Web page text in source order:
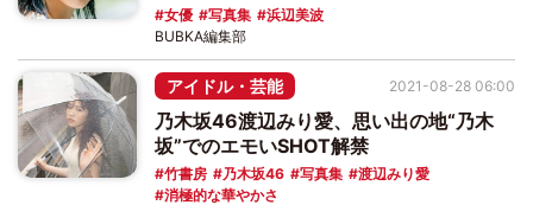
女優 写真集 浜辺美波
BUBKA編集部
アイドル・芸能
乃木坂46渡辺みり愛、思い出の地“乃木
坂”でのエモいSHOT解禁
竹書房 乃木坂46 写真集
渡辺みり愛
消極的な華やかさ
2021-08-28 06:00